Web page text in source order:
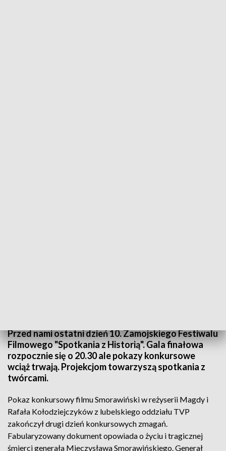
Przed nami ostatni dzień 10. Zamojskiego Festiwalu
Filmowego "Spotkania z Historią". Gala finałowa
rozpocznie się o 20.30 ale pokazy konkursowe
wciąż trwają. Projekcjom towarzyszą spotkania z
twórcami.
Pokaz konkursowy filmu Smorawiński w reżyserii Magdy i
Rafała Kołodziejczyków z lubelskiego oddziału TVP
zakończył drugi dzień konkursowych zmagań.
Fabularyzowany dokument opowiada o życiu i tragicznej
śmierci generała Mieczysława Smorawińskiego. Generał